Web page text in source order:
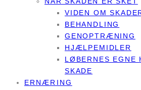
VIDEN OM
BEHANDLING
GENOPTRÆNING
HJÆLPEMIDLER
LØBERNES EGNE
SKADE
ERNÆRING